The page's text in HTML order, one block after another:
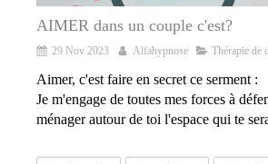
AIMER dans un couple c'est?
29 Nov 2023 Alfahypnose Thérapie de
Aimer, c'est faire en secret ce serment :
Je m'engage de toutes mes forces à
ménager autour de toi l'espace qui te